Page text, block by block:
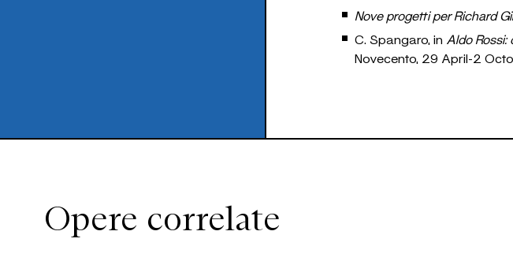
Nove progetti per Richard
C. Spangaro, in Aldo Rossi:
Novecento, 29 April-2
Opere correlate